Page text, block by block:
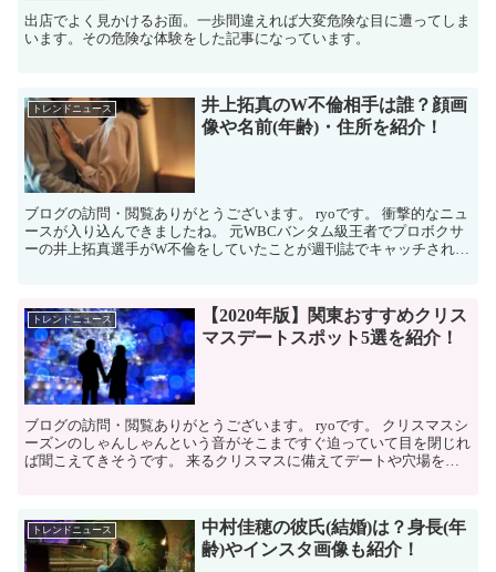
出店でよく見かけるお面。一歩間違えれば大変危険な目に遭ってしま
います。その危険な体験をした記事になっています。
トレンドニュース
井上拓真のW不倫相手は誰？顔画
像や名前(年齢)・住所を紹介！
ブログの訪問・閲覧ありがとうございます。 ryoです。 衝撃的なニュ
ースが入り込んできましたね。 元WBCバンタム級王者でプロボクサ
ーの井上拓真選手がW不倫をしていたことが週刊誌でキャッチされま
トレンドニュース
【2020年版】関東おすすめクリス
マスデートスポット5選を紹介！
ブログの訪問・閲覧ありがとうございます。 ryoです。 クリスマスシ
ーズンのしゃんしゃんという音がそこまですぐ迫っていて目を閉じれ
ば聞こえてきそうです。 来るクリスマスに備えてデートや穴場を巡
トレンドニュース
中村佳穂の彼氏(結婚)は？身長(年
齢)やインスタ画像も紹介！